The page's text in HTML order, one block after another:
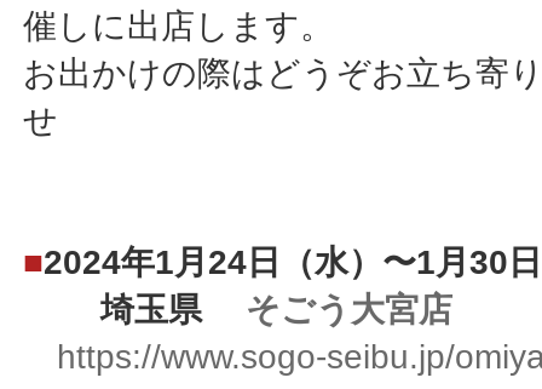
催しに出店します。
お出かけの際はどうぞお立ち寄
せ
■2024年1月24日（水）〜1月30
埼玉県 そごう大宮店
https://www.sogo-seibu.jp/